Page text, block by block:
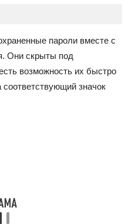
пароли вместе с
Они скрыты под
возможность их быстро
соответствующий значок